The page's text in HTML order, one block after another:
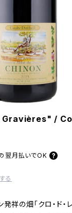
Gravières" /
翌月払いでOK
る
祥の畑「クロ・ド